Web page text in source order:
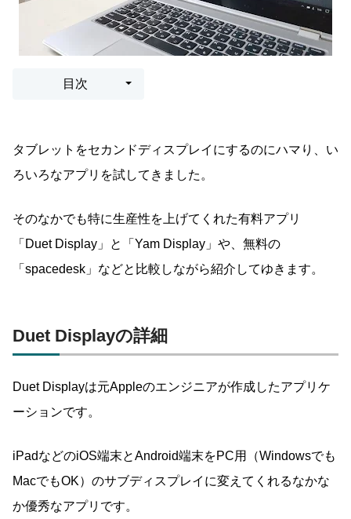
目次
タブレットをセカンドディスプレイにするのにハマり、い
ろいろなアプリを試してきました。
そのなかでも特に生産性を上げてくれた有料アプリ
「Duet Display」と「Yam Display」や、無料の
「spacedesk」などと比較しながら紹介してゆきます。
Duet Displayの詳細
Duet Displayは元Appleのエンジニアが作成したアプリケ
ーションです。
iPadなどのiOS端末とAndroid端末をPC用（Windowsでも
MacでもOK）のサブディスプレイに変えてくれるなかな
か優秀なアプリです。